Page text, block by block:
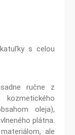
s celou
ručne z
oleja),
plátna.
ale